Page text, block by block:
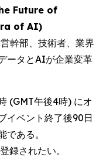
Future of
of AI)
幹部、技術者、業界
ータとAIが企業変革
(GMT午後4時) にオ
イベント終了後90日
ある。
録されたい。